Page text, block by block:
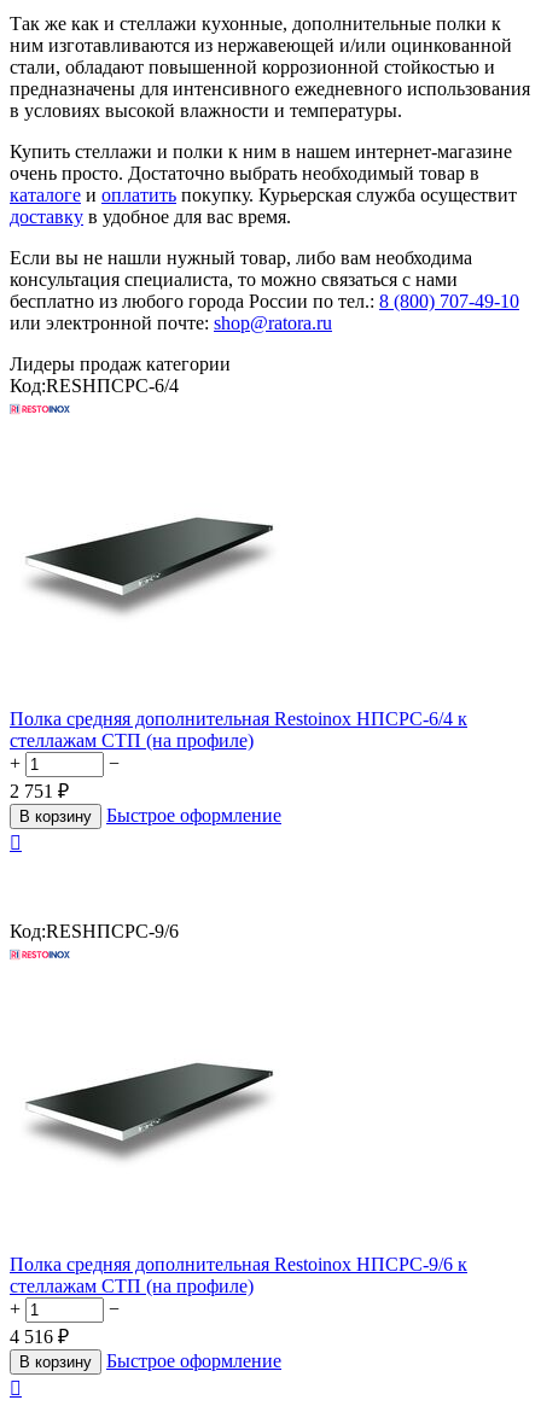
Так же как и стеллажи кухонные, дополнительные полки к
ним изготавливаются из нержавеющей и/или оцинкованной
стали, обладают повышенной коррозионной стойкостью и
предназначены для интенсивного ежедневного использования
в условиях высокой влажности и температуры.
Купить стеллажи и полки к ним в нашем интернет-магазине
очень просто. Достаточно выбрать необходимый товар в
каталоге и оплатить покупку. Курьерская служба осуществит
доставку в удобное для вас время.
Если вы не нашли нужный товар, либо вам необходима
консультация специалиста, то можно связаться с нами
бесплатно из любого города России по тел.: 8 (800) 707-49-10
или электронной почте: shop@ratora.ru
Лидеры продаж категории
Код:RESНПСРС-6/4
Полка средняя дополнительная Restoinox НПСРС-6/4 к
стеллажам СТП (на профиле)
+
−
2 751 ₽
В корзину
Быстрое оформление

Код:RESНПСРС-9/6
Полка средняя дополнительная Restoinox НПСРС-9/6 к
стеллажам СТП (на профиле)
+
−
4 516 ₽
В корзину
Быстрое оформление
